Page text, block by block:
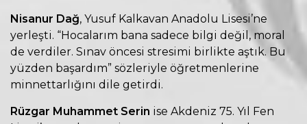
Nisanur Dağ, Yusuf Kalkavan Anadolu Lisesi’ne
yerleşti. “Hocalarım bana sadece bilgi değil, moral
de verdiler. Sınav öncesi stresimi birlikte aştık. Bu
yüzden başardım” sözleriyle öğretmenlerine
minnettarlığını dile getirdi.
Rüzgar Muhammet Serin ise Akdeniz 75. Yıl Fen